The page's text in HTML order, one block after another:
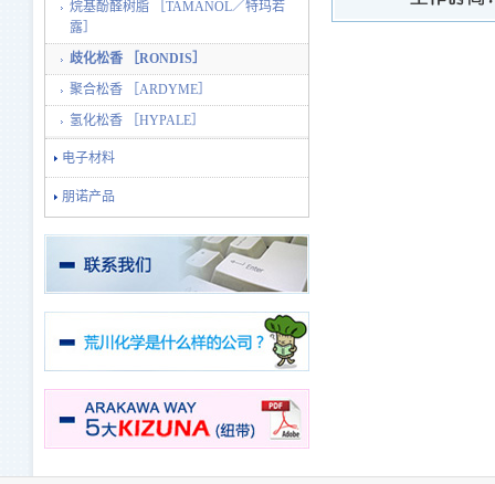
烷基酚醛树脂 ［TAMANOL／特玛若
露］
歧化松香 ［RONDIS］
聚合松香 ［ARDYME］
氢化松香 ［HYPALE］
电子材料
朋诺产品